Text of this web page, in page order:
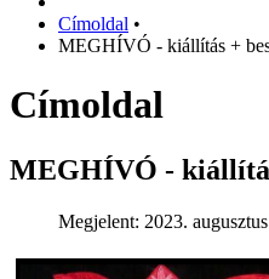
Címoldal •
MEGHÍVÓ - kiállítás +
Címoldal
MEGHÍVÓ -
Megjelent: 2023.